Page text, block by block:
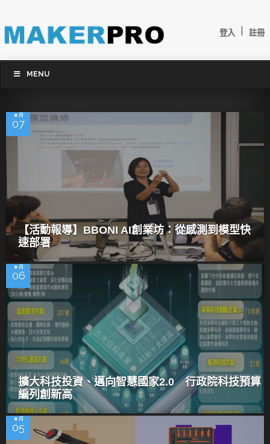
登入 註冊
MENU
8 月
07
【活動報導】BBONI AI創業坊：從感測到模型快
速部署
8 月
06
擴大科技投資、邁向智慧國家2.0 行政院科技預算
編列創新高
8 月
05